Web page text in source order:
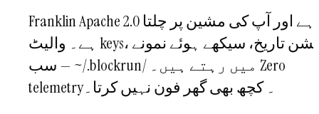
Franklin Apache 2.0 ہے اور آپ کی مشین پر چلتا
ہے۔ والیٹ keys، سیشن تاریخ، سیکھے ہوئے نمونے
— سب ~/.blockrun/ میں رہتے ہیں۔ Zero
telemetry۔ کچھ بھی گھر فون نہیں کرتا۔